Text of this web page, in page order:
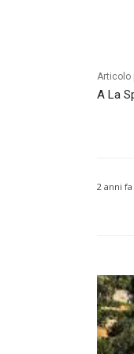
Articolo
A La
2 anni fa